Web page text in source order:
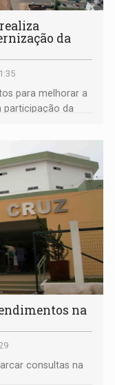
da
para melhorar a
participação da
na
consultas na